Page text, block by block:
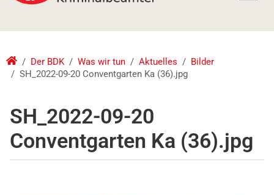
Der BDK Was wir tun Aktuelles
Bilder
SH_2022-09-20 Conventgarten Ka (36).jpg
SH_2022-09-20
Conventgarten Ka (36).jpg